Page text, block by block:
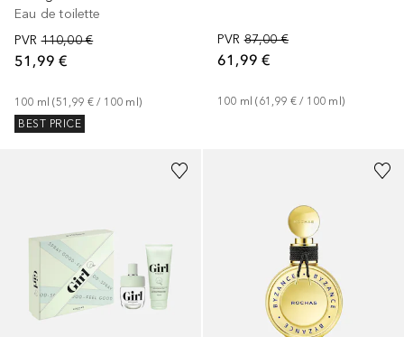
Eau de toilette
PVR 110,00 €
51,99 €
100 ml (51,99 € / 100 ml )
BEST PRICE
PVR 87,00 €
61,99 €
100 ml (61,99 € / 100 ml )